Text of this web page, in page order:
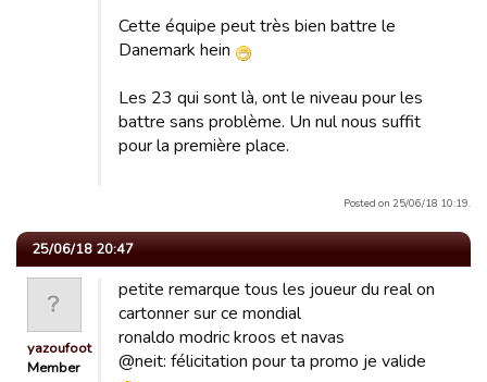
Cette équipe peut très bien battre le
Danemark hein
Les 23 qui sont là, ont le niveau pour les
battre sans problème. Un nul nous suffit
pour la première place.
Posted on 25/06/18 10:19.
25/06/18 20:47
yazoufoot
Member
petite remarque tous les joueur du real on
cartonner sur ce mondial
ronaldo modric kroos et navas
@neit: félicitation pour ta promo je valide